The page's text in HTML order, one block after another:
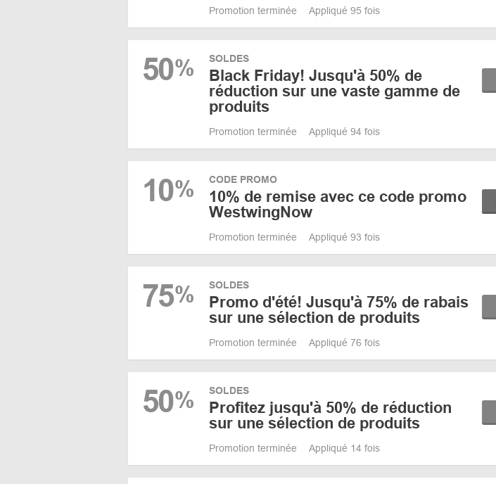
Promotion terminée Appliqué 95 fois
50% SOLDES
Black Friday! Jusqu'à 50% de
réduction sur une vaste gamme de
produits
Promotion terminée Appliqué 94 fois
10% CODE PROMO
10% de remise avec ce code promo
WestwingNow
Promotion terminée Appliqué 93 fois
75% SOLDES
Promo d'été! Jusqu'à 75% de rabais
sur une sélection de produits
Promotion terminée Appliqué 76 fois
50% SOLDES
Profitez jusqu'à 50% de réduction
sur une sélection de produits
Promotion terminée Appliqué 14 fois